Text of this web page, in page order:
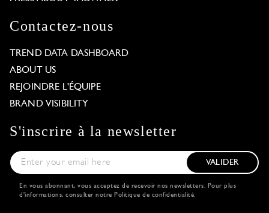
Contactez-nous
TREND DATA DASHBOARD
ABOUT US
REJOINDRE L'ÉQUIPE
BRAND VISIBILITY
S'inscrire à la newsletter
VALIDER
En vous abonnant, vous acceptez de recevoir nos newsletters. Pour plus
d'informations, consulter notre Politique de confidentialité.